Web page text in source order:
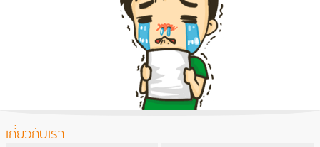
เกี่ยวกับเรา